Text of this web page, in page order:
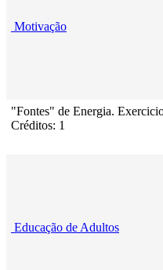
Motivação
"Fontes" de Energia.
Créditos: 1
Educação de Adultos